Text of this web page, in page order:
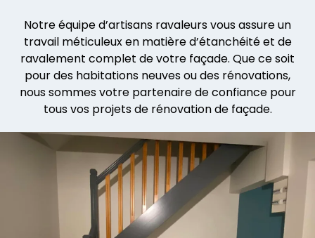
Notre équipe d’artisans ravaleurs vous assure un
travail méticuleux en matière d’étanchéité et de
ravalement complet de votre façade. Que ce soit
pour des habitations neuves ou des rénovations,
nous sommes votre partenaire de confiance pour
tous vos projets de rénovation de façade.